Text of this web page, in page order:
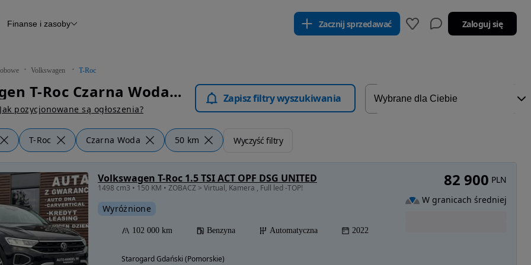
Raport z inspekcji
Otomoto News
Finanse i zasoby Zacznij sprzedawać Zaloguj się
Volkswagen T-Roc
Volkswagen T-Roc Czarna Woda - Samochody Osobowe
Jak pozycjonowane są ogłoszenia?
Zapisz filtry wyszukiwania
T-Roc Czarna Woda 50 km Wyczyść filtry
Volkswagen T-Roc 1.5 TSI ACT OPF DSG UNITED
1498 cm3 • 150 KM • ZOBACZ > Virtual, Kamera , Full led -TOP!
Wyróżnione
102 000 km Benzyna Automatyczna 2022
Starogard Gdański (Pomorskie)
82 900 PLN
W granicach średniej